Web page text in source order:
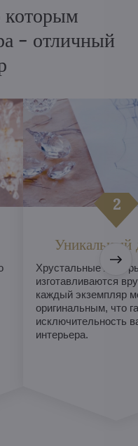
которым
- отличный
Уникальный
Хрустальные
изготавливаются
каждый экземпляр
оригинальным, что
исключительность
интерьера.